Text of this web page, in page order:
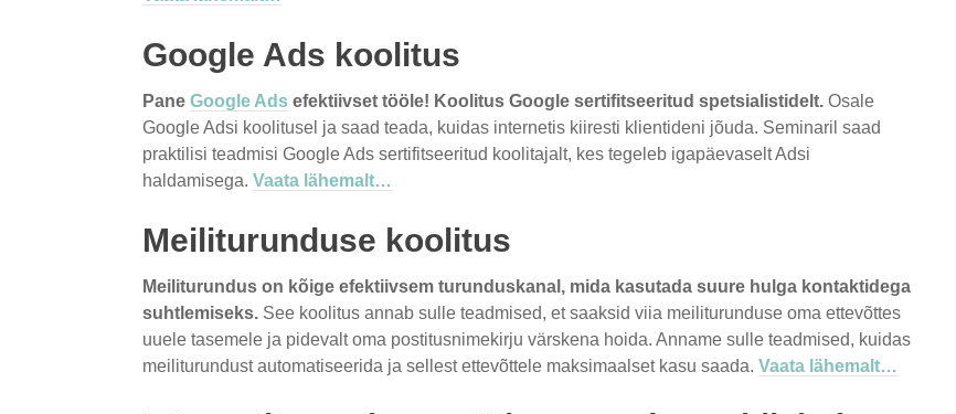
Google Ads koolitus
Pane Google Ads efektiivset tööle! Koolitus Google sertifitseeritud spetsialistidelt. Osale
Google Adsi koolitusel ja saad teada, kuidas internetis kiiresti klientideni jõuda. Seminaril saad
praktilisi teadmisi Google Ads sertifitseeritud koolitajalt, kes tegeleb igapäevaselt Adsi
haldamisega. Vaata lähemalt…
Meiliturunduse koolitus
Meiliturundus on kõige efektiivsem turunduskanal, mida kasutada suure hulga kontaktidega
suhtlemiseks. See koolitus annab sulle teadmised, et saaksid viia meiliturunduse oma ettevõttes
uuele tasemele ja pidevalt oma postitusnimekirju värskena hoida. Anname sulle teadmised, kuidas
meiliturundust automatiseerida ja sellest ettevõttele maksimaalset kasu saada. Vaata lähemalt…